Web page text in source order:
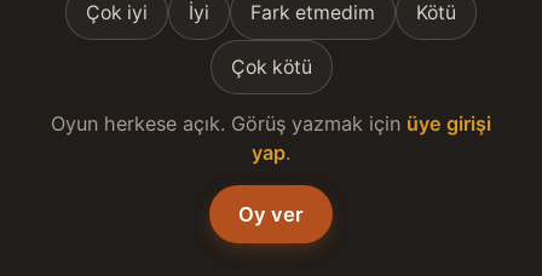
Çok iyi İyi Fark etmedim Kötü
Çok kötü
Oyun herkese açık. Görüş yazmak için üye girişi
yap.
Oy ver